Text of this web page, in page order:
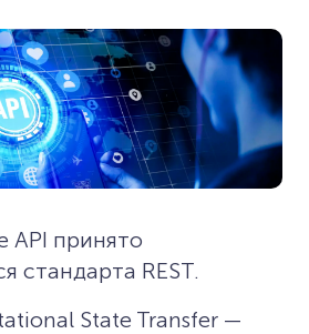
API принято
стандарта REST.
State Transfer —